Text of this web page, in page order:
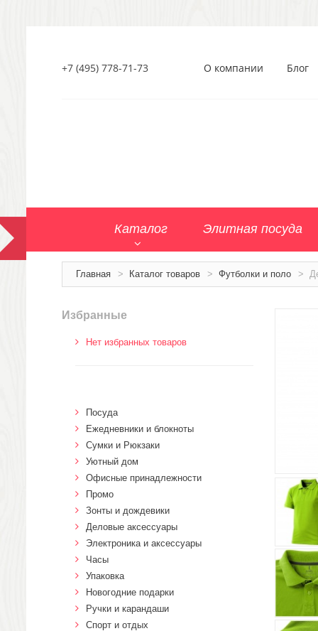
+7 (495) 778-71-73 О компании Блог
Каталог Элитная посуда
Главная > Каталог товаров > Футболки и поло >
Избранные
Нет избранных товаров
Посуда
Ежедневники и блокноты
Сумки и Рюкзаки
Уютный дом
Офисные принадлежности
Промо
Зонты и дождевики
Деловые аксессуары
Электроника и аксессуары
Часы
Упаковка
Новогодние подарки
Ручки и карандаши
Спорт и отдых